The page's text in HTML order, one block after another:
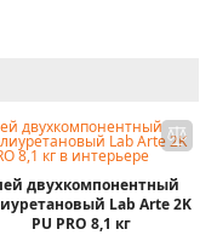
двухкомпонентный
Lab Arte 2K
PU PRO 8,1 кг